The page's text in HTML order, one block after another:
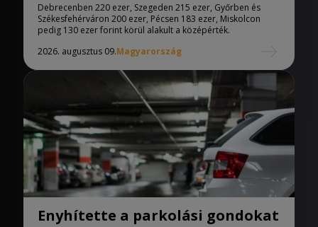
Debrecenben 220 ezer, Szegeden 215 ezer, Győrben és
Székesfehérváron 200 ezer, Pécsen 183 ezer, Miskolcon
pedig 130 ezer forint körül alakult a középérték.
2026. augusztus 09.Magyarország
Enyhítette a parkolási gondokat